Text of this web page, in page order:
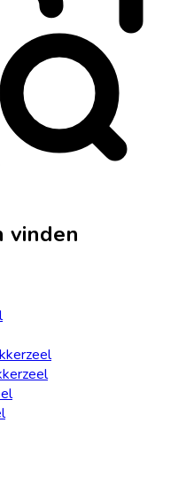
vinden